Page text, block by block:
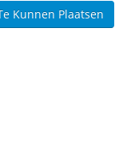
Kunnen Plaatsen